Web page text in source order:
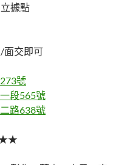
據點
面交即可
號
段565號
路638號